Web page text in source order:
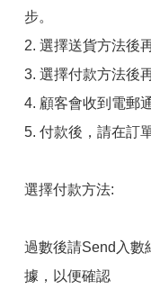
步。
2. 選擇送貨方法後
3. 選擇付款方法後
4. 顧客會收到電郵
5. 付款後，請在訂
選擇付款方法:
過數後請Send入數
據，以便確認